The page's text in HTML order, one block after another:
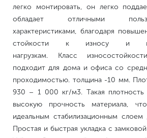
легко монтировать, он легко
обладает отличными
характеристиками, благодаря
стойкости к износу и
нагрузкам. Класс
подходит для дома и офиса со
проходимостью. толщина -10 мм.
930 – 1 000 кг/м3. Такая плотность
высокую прочность материала,
идеальным стабилизационным слоем
Простая и быстрая укладка с